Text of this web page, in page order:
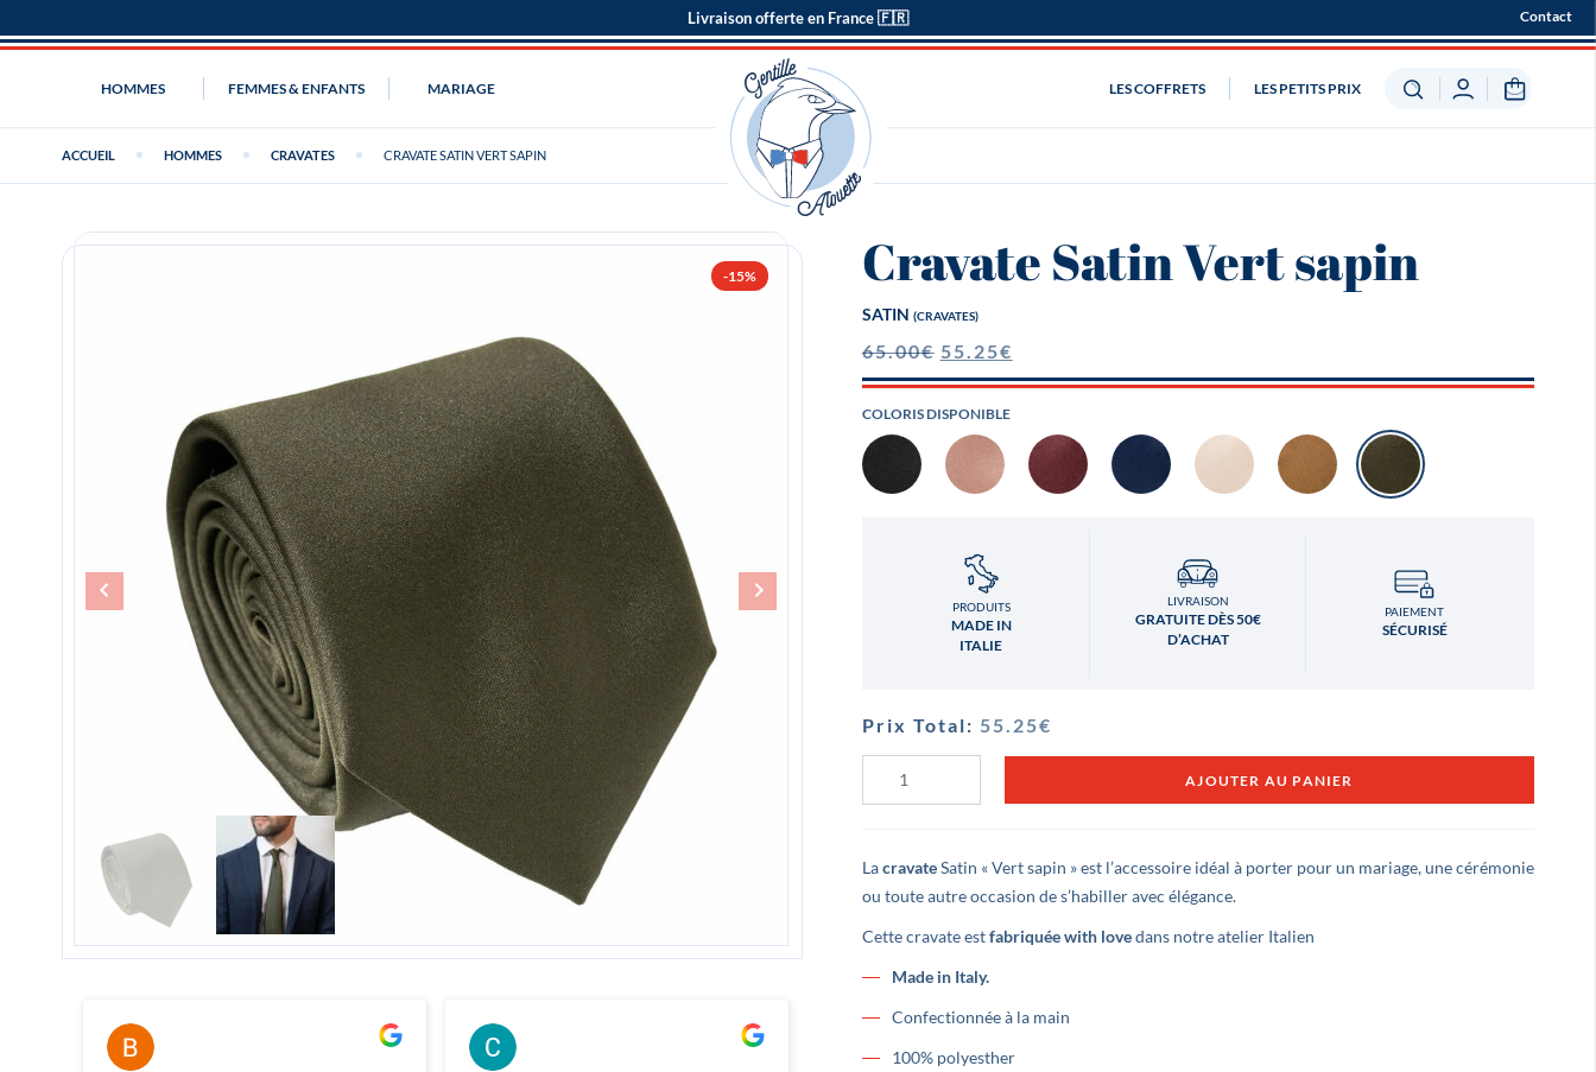
Livraison offerte en France 🇫🇷 Contact
HOMMES FEMMES & ENFANTS MARIAGE LES COFFRETS LES PETITS PRIX
ACCUEIL HOMMES CRAVATES CRAVATE SATIN VERT SAPIN
-15%
Bernard Thery
il y a 2 ans
Cravate Satin Vert sapin
SATIN (CRAVATES)
65.00€ 55.25€
COLORIS DISPONIBLE
PRODUITS
MADE IN
ITALIE
LIVRAISON
GRATUITE DÈS 50€
D’ACHAT
PAIEMENT
SÉCURISÉ
Prix Total: 55.25€
Cravate
sapin
AJOUTER AU PANIER
LacravateSatin « Vert sapin » est l’accessoire idéal à porter pour un mariage, une cérémonie
ou toute autre occasion de s’habiller avec élégance.
Cette cravate estfabriquée with lovedans notre atelier Italien
Made in Italy.
Confectionnée à la main
100% polyesther